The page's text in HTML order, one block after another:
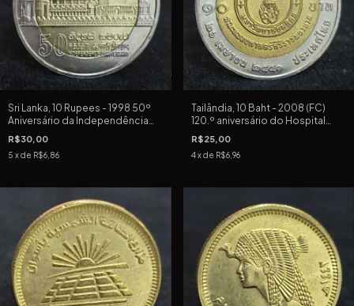
Sri Lanka, 10 Rupees - 1998 50º
Aniversário da Independência
do Império Britânico
R$30,00
5 x de R$6,86
Tailândia, 10 Baht - 2008 (FC)
120.º aniversário do Hospital
Siriraj
R$25,00
4 x de R$6,96